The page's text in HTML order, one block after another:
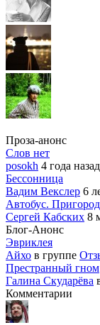
Проза-анонс
Слов нет
posokh 4 года назад
Бессонница
Вадим Векслер 6
Автобус.
Сергей Кабских 8
Блог-Анонс
Эвриклея
Айхо в группе
Престранный гном
Галина Скударёва
Комментарии